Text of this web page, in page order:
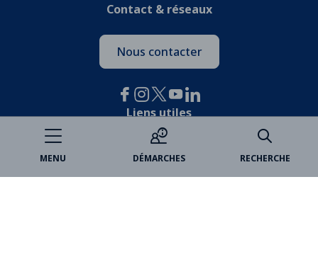
MENU DÉMARCHES RECHERCHE
Contact & réseaux
Nous contacter
Liens utiles
Je participe
Open data